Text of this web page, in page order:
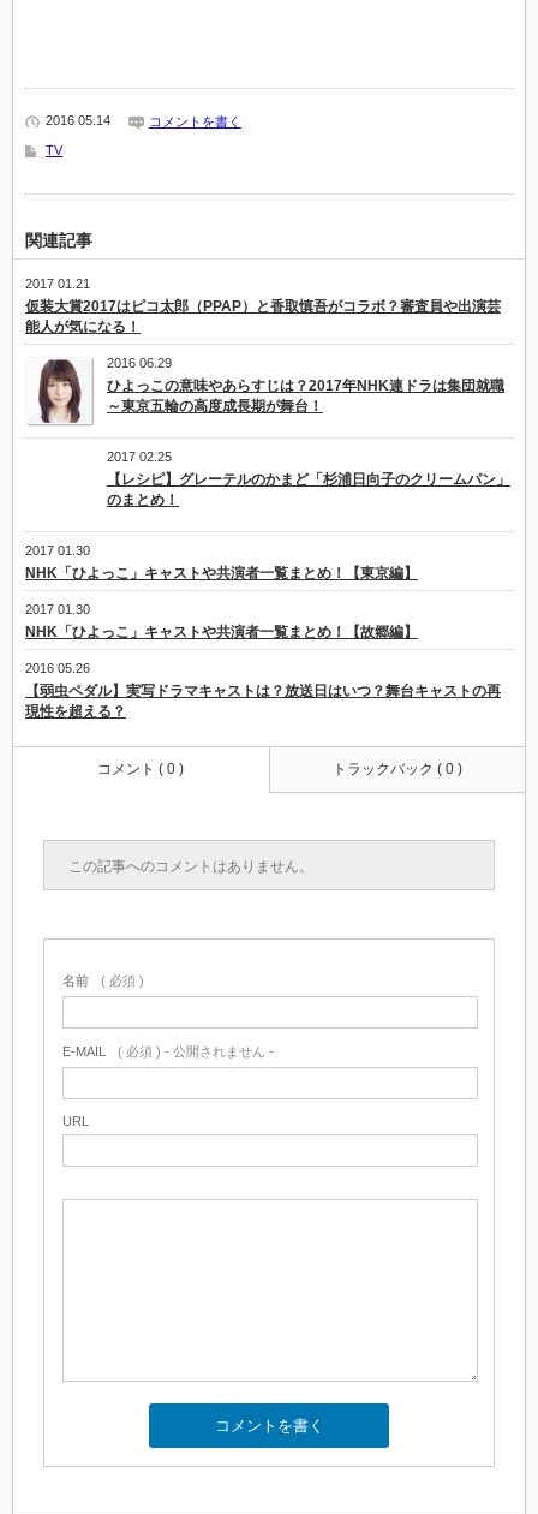
2016 05.14
コメントを書く
TV
関連記事
2017 01.21
仮装大賞2017はピコ太郎（PPAP）と香取慎吾がコラボ？審査員や出演芸
能人が気になる！
2016 06.29
ひよっこの意味やあらすじは？2017年NHK連ドラは集団就職
～東京五輪の高度成長期が舞台！
2017 02.25
【レシピ】グレーテルのかまど「杉浦日向子のクリームパン」
のまとめ！
2017 01.30
NHK「ひよっこ」キャストや共演者一覧まとめ！【東京編】
2017 01.30
NHK「ひよっこ」キャストや共演者一覧まとめ！【故郷編】
2016 05.26
【弱虫ペダル】実写ドラマキャストは？放送日はいつ？舞台キャストの再
現性を超える？
コメント ( 0 ) トラックバック ( 0 )
この記事へのコメントはありません。
名前 ( 必須 )
E-MAIL ( 必須 ) - 公開されません -
URL